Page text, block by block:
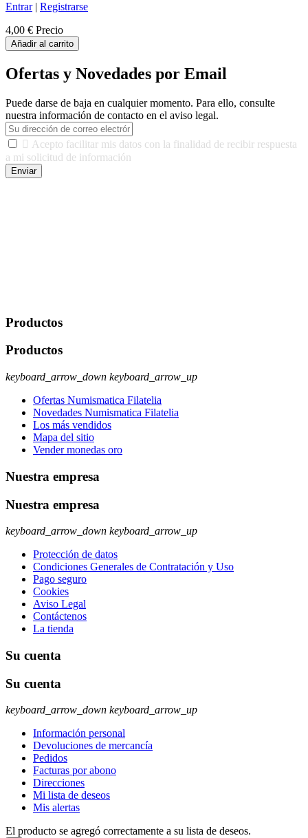
Entrar| Registrarse
4,00 € Precio
Añadir al carrito
Ofertas y Novedades por Email
Puede darse de baja en cualquier momento. Para ello, consulte
nuestra información de contacto en el aviso legal.
 Acepto facilitar mis datos con la finalidad de recibir respuesta
a mi solicitud de información
Enviar
Productos
Productos
keyboard_arrow_down keyboard_arrow_up
Ofertas Numismatica Filatelia
Novedades Numismatica Filatelia
Los más vendidos
Mapa del sitio
Vender monedas oro
Nuestra empresa
Nuestra empresa
keyboard_arrow_down keyboard_arrow_up
Protección de datos
Condiciones Generales de Contratación y Uso
Pago seguro
Cookies
Aviso Legal
Contáctenos
La tienda
Su cuenta
Su cuenta
keyboard_arrow_down keyboard_arrow_up
Información personal
Devoluciones de mercancía
Pedidos
Facturas por abono
Direcciones
Mi lista de deseos
Mis alertas
El producto se agregó correctamente a su lista de deseos.